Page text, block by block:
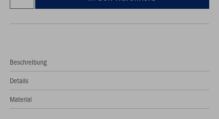
Beschreibung
Details
Material